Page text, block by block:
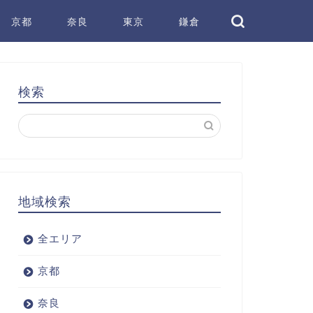
京都 奈良 東京 鎌倉
検索
地域検索
全エリア
京都
奈良